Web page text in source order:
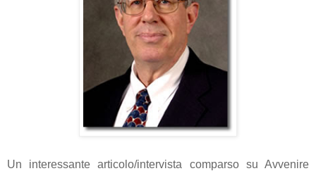
Un interessante articolo/intervista comparso su Avvenire